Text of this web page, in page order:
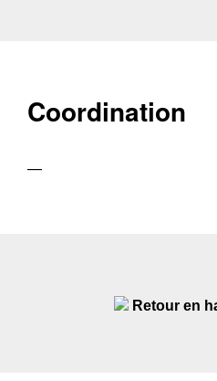
Coordination
—
Retour en